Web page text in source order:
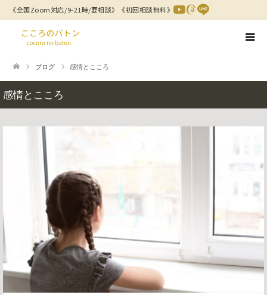
ブログ 感情とこころ
感情とこころ
《全国Zoom対応/9-21時/要相談》 《初回相談無料》